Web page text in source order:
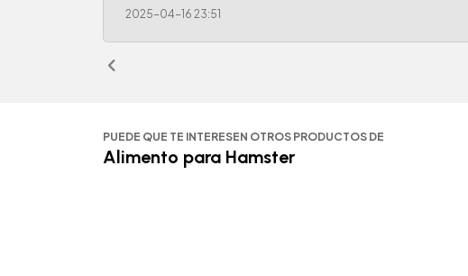
2025-04-16 23:51
PUEDE QUE TE INTERESEN OTROS PRODUCTOS DE
Alimento para Hamster